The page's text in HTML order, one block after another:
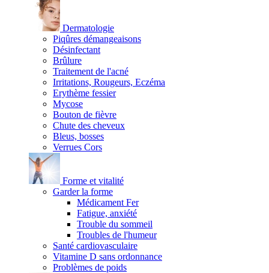
Dermatologie
Piqûres démangeaisons
Désinfectant
Brûlure
Traitement de l'acné
Irritations, Rougeurs, Eczéma
Erythème fessier
Mycose
Bouton de fièvre
Chute des cheveux
Bleus, bosses
Verrues Cors
Forme et vitalité
Garder la forme
Médicament Fer
Fatigue, anxiété
Trouble du sommeil
Troubles de l'humeur
Santé cardiovasculaire
Vitamine D sans ordonnance
Problèmes de poids